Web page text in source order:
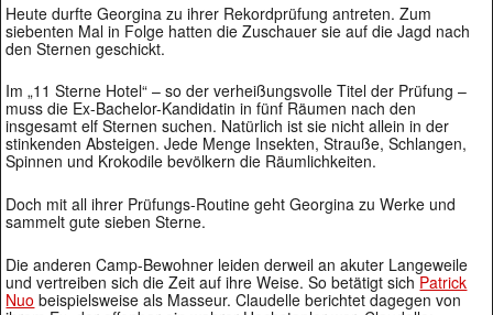
Heute durfte Georgina zu ihrer Rekordprüfung antreten. Zum
siebenten Mal in Folge hatten die Zuschauer sie auf die Jagd nach
den Sternen geschickt.
Im „11 Sterne Hotel“ – so der verheißungsvolle Titel der Prüfung –
muss die Ex-Bachelor-Kandidatin in fünf Räumen nach den
insgesamt elf Sternen suchen. Natürlich ist sie nicht allein in der
stinkenden Absteigen. Jede Menge Insekten, Strauße, Schlangen,
Spinnen und Krokodile bevölkern die Räumlichkeiten.
Doch mit all ihrer Prüfungs-Routine geht Georgina zu Werke und
sammelt gute sieben Sterne.
Die anderen Camp-Bewohner leiden derweil an akuter Langeweile
und vertreiben sich die Zeit auf ihre Weise. So betätigt sichPatrick
Nuo beispielsweise als Masseur. Claudelle berichtet dagegen von